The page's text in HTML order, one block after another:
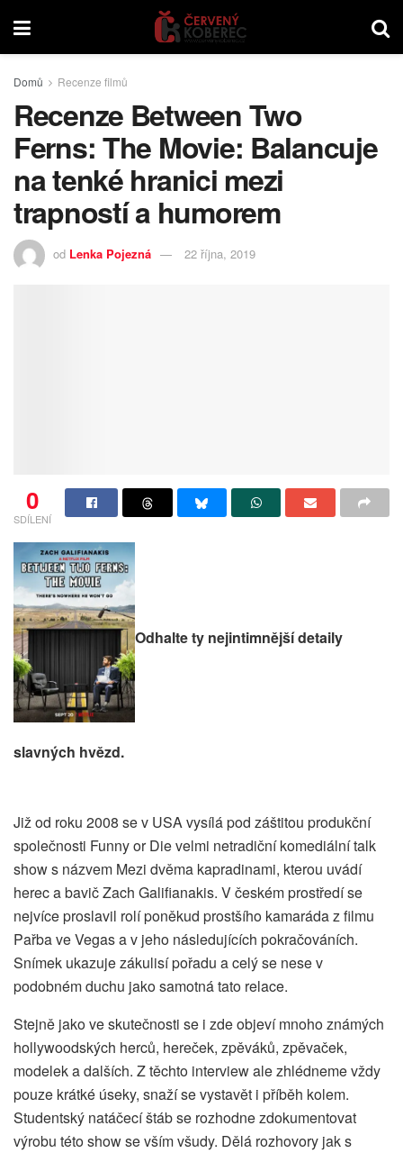
Domů Recenze filmů
Recenze Between Two
Ferns: The Movie: Balancuje
na tenké hranici mezi
trapností a humorem
od Lenka Pojezná 22 října, 2019
0
SDÍLENÍ
Odhalte ty nejintimnější detaily
slavných hvězd.
Již od roku 2008 se v USA vysílá pod záštitou produkční
společnosti Funny or Die velmi netradiční komediální talk
show s názvem Mezi dvěma kapradinami, kterou uvádí
herec a bavič Zach Galifianakis. V českém prostředí se
nejvíce proslavil rolí poněkud prostšího kamaráda z filmu
Pařba ve Vegas a v jeho následujících pokračováních.
Snímek ukazuje zákulisí pořadu a celý se nese v
podobném duchu jako samotná tato relace.
Stejně jako ve skutečnosti se i zde objeví mnoho známých
hollywoodských herců, hereček, zpěváků, zpěvaček,
modelek a dalších. Z těchto interview ale zhlédneme vždy
pouze krátké úseky, snaží se vystavět i příběh kolem.
Studentský natáčecí štáb se rozhodne zdokumentovat
výrobu této show se vším všudy. Dělá rozhovory jak s